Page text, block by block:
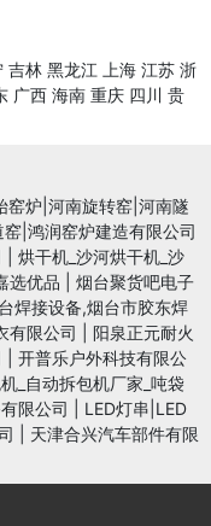
吉林 黑龙江 上海 江苏 浙
广西 海南 重庆 四川 贵
窑炉|河南旋转窑|河南隧
|鸿润窑炉建造有限公司
烘干机_沙河烘干机_沙
选优品
烟台聚货吧电子
焊接设备,烟台市胶东焊
有限公司
阳泉正元耐火
开普乐户外科技有限公
_自动拆包机厂家_吨袋
限公司
LED灯串|LED
天津合兴汽车部件有限